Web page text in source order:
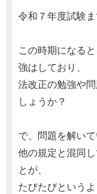
令和７年度試験ま
この時期になる
強はしており、
法改正の勉強や
しょうか？
で、問題を解いて
他の規定と混同
とが、
たびたびという